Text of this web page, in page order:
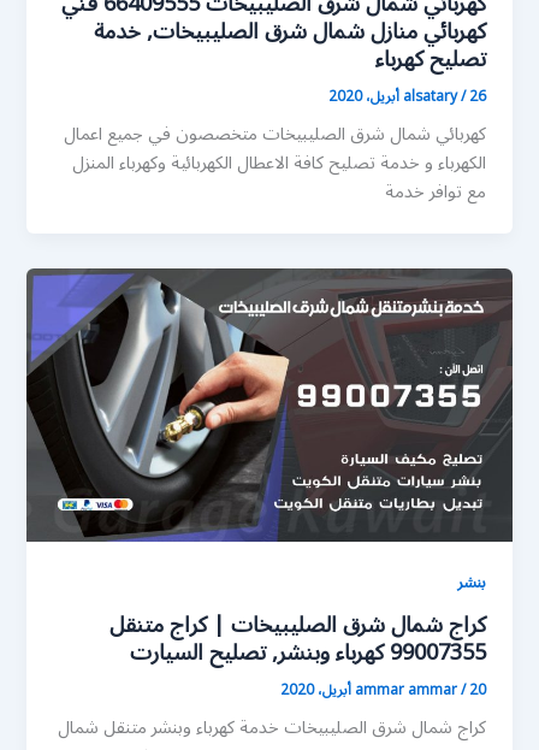
كهربائي منازل شمال شرق الصليبيخات, خدمة
تصليح كهرباء
alsatary/26 أبريل، 2020
كهربائي شمال شرق الصليبيخات متخصصون في جميع اعمال
الكهرباء و خدمة تصليح كافة الاعطال الكهربائية وكهرباء المنزل
مع توافر خدمة
بنشر
كراج شمال شرق الصليبيخات | كراج متنقل
99007355 كهرباء وبنشر, تصليح السيارت
ammar ammar/20 أبريل، 2020
كراج شمال شرق الصليبيخات خدمة كهرباء وبنشر متنقل شمال